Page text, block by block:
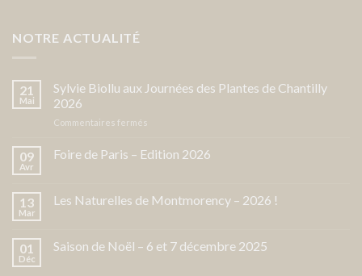
NOTRE ACTUALITÉ
21
Mai
Sylvie Biollu aux Journées des Plantes de Chantilly
2026
Commentaires fermés
Biollu
aux
Plantes
2026
09
Avr
Foire de Paris – Edition 2026
13
Mar
Les Naturelles de Montmorency – 2026 !
01
Déc
Saison de Noël – 6 et 7 décembre 2025